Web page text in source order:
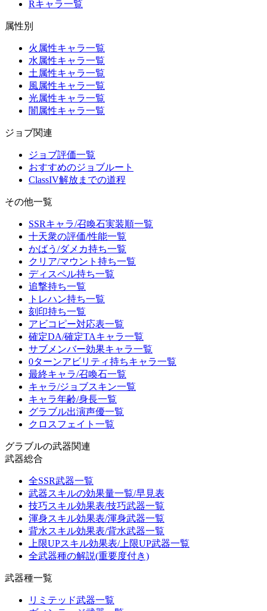
Rキャラ一覧
属性別
火属性キャラ一覧
水属性キャラ一覧
土属性キャラ一覧
風属性キャラ一覧
光属性キャラ一覧
闇属性キャラ一覧
ジョブ関連
ジョブ評価一覧
おすすめのジョブルート
ClassIV解放までの道程
その他一覧
SSRキャラ/召喚石実装順一覧
十天衆の評価/性能一覧
かばう/ダメカ持ち一覧
クリア/マウント持ち一覧
ディスペル持ち一覧
追撃持ち一覧
トレハン持ち一覧
刻印持ち一覧
アビコピー対応表一覧
確定DA/確定TAキャラ一覧
サブメンバー効果キャラ一覧
0ターンアビリティ持ちキャラ一覧
最終キャラ/召喚石一覧
キャラ/ジョブスキン一覧
キャラ年齢/身長一覧
グラブル出演声優一覧
クロスフェイト一覧
グラブルの武器関連
武器総合
全SSR武器一覧
武器スキルの効果量一覧/早見表
技巧スキル効果表/技巧武器一覧
渾身スキル効果表/渾身武器一覧
背水スキル効果表/背水武器一覧
上限UPスキル効果表/上限UP武器一覧
全武器種の解説(重要度付き)
武器種一覧
リミテッド武器一覧